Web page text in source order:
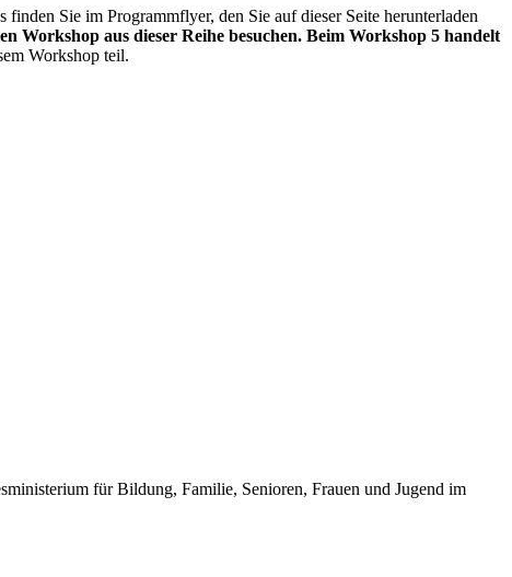
Sie im Programmflyer, den Sie auf dieser Seite herunterladen
Workshop aus dieser Reihe besuchen. Beim Workshop 5 handelt
Workshop teil.
für Bildung, Familie, Senioren, Frauen und Jugend im